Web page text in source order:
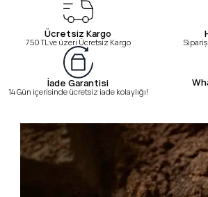
Ücretsiz Kargo
750 TL ve üzeri Ücretsiz Kargo
İade Garantisi
14 Gün içerisinde ücretsiz iade kolaylığı!